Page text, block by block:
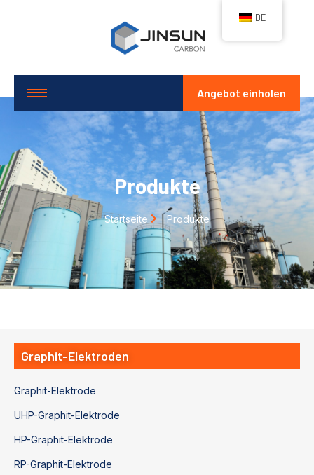
Angebot einholen
Produkte
Startseite Produkte
Graphit-Elektroden
Graphit-Elektrode
UHP-Graphit-Elektrode
HP-Graphit-Elektrode
RP-Graphit-Elektrode
DE